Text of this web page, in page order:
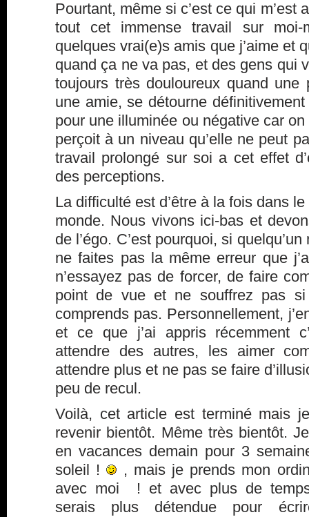
Pourtant, même si c’est ce qui m’est
tout cet immense travail sur moi-
quelques vrai(e)s amis que j’aime et
quand ça ne va pas, et des gens qui
toujours très douloureux quand une
une amie, se détourne
pour une illuminée ou négative car
perçoit à un niveau qu’elle ne peut
travail prolongé sur soi a cet effet
des perceptions.
La difficulté est d’être à la fois dans
monde. Nous vivons ici-bas et
de l’égo. C’est pourquoi, si
ne faites pas la même erreur que
n’essayez pas de forcer, de faire
point de vue et ne souffrez pas
comprends pas. Personnellement,
et ce que j’ai appris récemment
attendre des autres, les aimer
attendre plus et ne pas se faire
peu de recul.
Voilà, cet article est terminé mais
revenir bientôt. Même très bientôt.
en vacances demain pour 3
soleil !
, mais je prends mon
avec moi ! et avec plus de
serais plus détendue pour